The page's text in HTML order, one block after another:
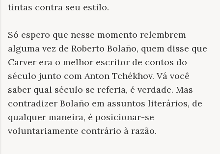
tintas contra seu estilo.
Só espero que nesse momento relembrem
alguma vez de Roberto Bolaño, quem disse que
Carver era o melhor escritor de contos do
século junto com Anton Tchékhov. Vá você
saber qual século se referia, é verdade. Mas
contradizer Bolaño em assuntos literários, de
qualquer maneira, é posicionar-se
voluntariamente contrário à razão.